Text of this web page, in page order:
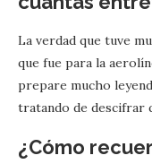
La verdad que tuve
que fue para la
prepare mucho
tratando de descifrar
¿Cómo